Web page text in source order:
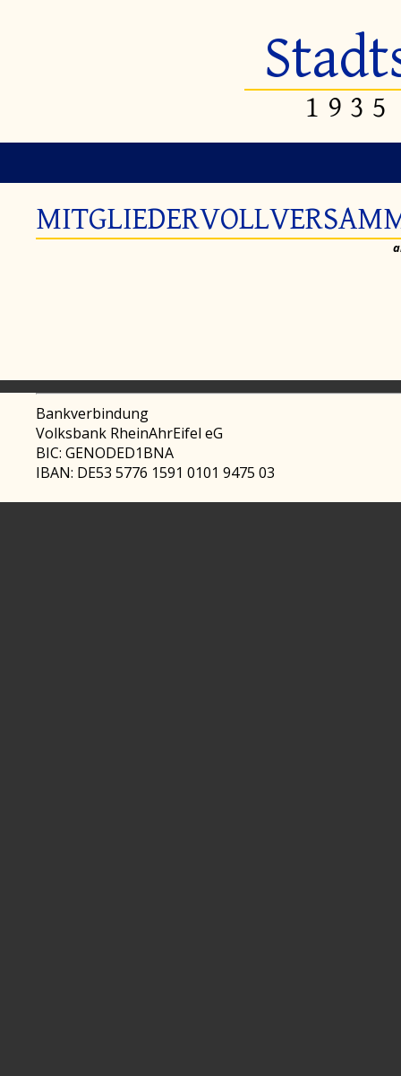
Bankverbindung
Volksbank RheinAhrEifel eG
BIC: GENODED1BNA
IBAN: DE53 5776 1591 0101 9475 03